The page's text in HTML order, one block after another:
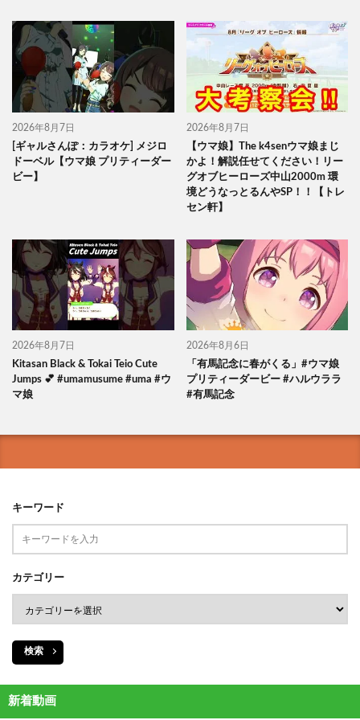
2026年8月7日
[ギャルさんぽ：カラオケ] メジロ
ドーベル【ウマ娘 プリティーダー
ビー】
2026年8月7日
【ウマ娘】The k4senウマ娘まじ
かよ！解説任せてください！リー
グオブヒーローズ中山2000m 環
境どうなっとるんやSP！！【トレ
セン軒】
2026年8月7日
Kitasan Black & Tokai Teio Cute
Jumps 💕 #umamusume #uma #ウ
マ娘
2026年8月6日
「有馬記念に春がくる」#ウマ娘
プリティーダービー #ハルウララ
#有馬記念
キーワード
カテゴリー
検索
新着動画